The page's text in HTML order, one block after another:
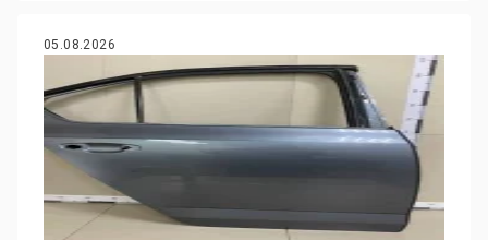
05.08.2026